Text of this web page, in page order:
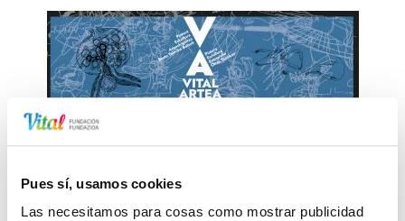
Pues sí, usamos cookies
Las necesitamos para cosas como mostrar publicidad
Arte Vital Lehiaketa
Deialdi hau sortzaile arabarren parte hartzera irekita
dago, edozein arte plastikotan eta gaia nahiz teknika
askeak dira